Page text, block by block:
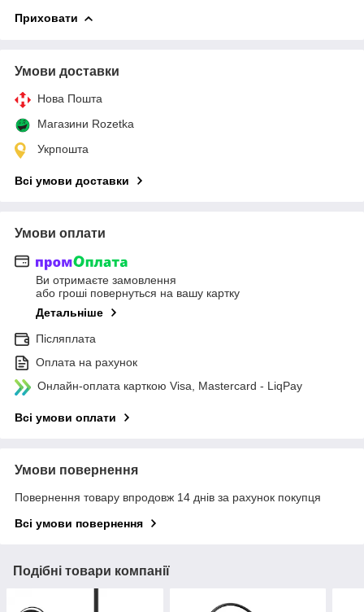
Приховати
Умови доставки
Нова Пошта
Магазини Rozetka
Укрпошта
Всі умови доставки
Умови оплати
Ви отримаєте замовлення
або гроші повернуться на вашу картку
Детальніше
Післяплата
Оплата на рахунок
Онлайн-оплата карткою Visa, Mastercard - LiqPay
Всі умови оплати
Умови повернення
Повернення товару впродовж 14 днів за рахунок покупця
Всі умови повернення
Подібні товари компанії